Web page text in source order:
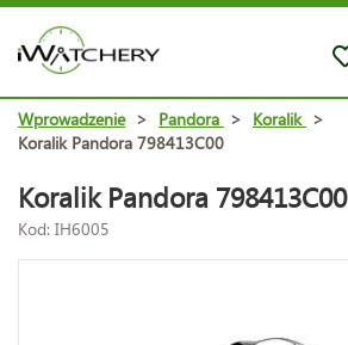
Wprowadzenie > Pandora > Koralik >
Koralik Pandora 798413C00
Koralik Pandora 798413C00
Kod: IH6005